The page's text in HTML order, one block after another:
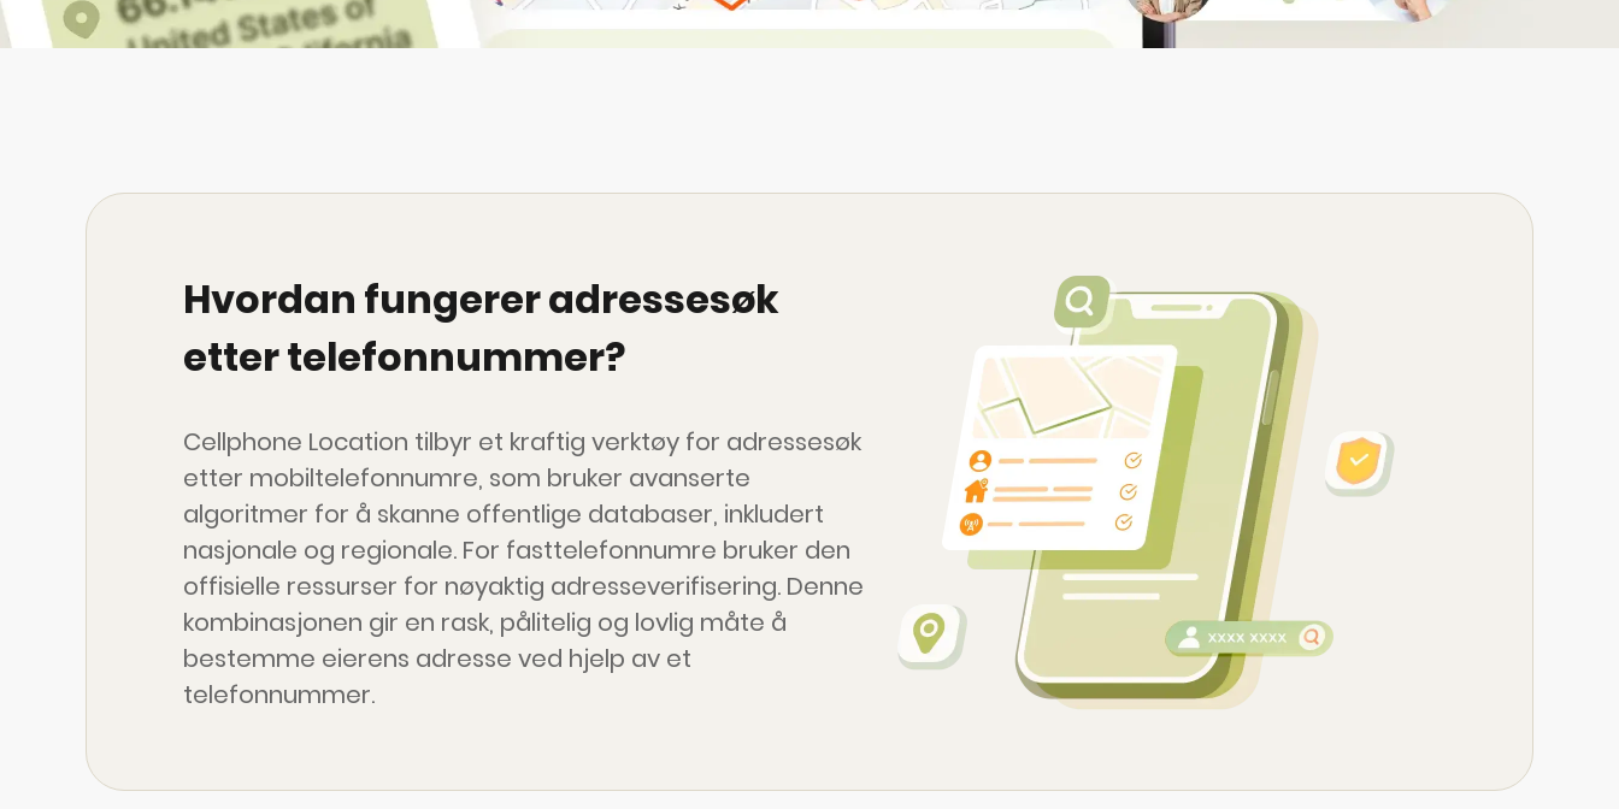
Hvordan fungerer adressesøk
etter telefonnummer?
Cellphone Location tilbyr et kraftig verktøy for adressesøk
etter mobiltelefonnumre, som bruker avanserte
algoritmer for å skanne offentlige databaser, inkludert
nasjonale og regionale. For fasttelefonnumre bruker den
offisielle ressurser for nøyaktig adresseverifisering. Denne
kombinasjonen gir en rask, pålitelig og lovlig måte å
bestemme eierens adresse ved hjelp av et
telefonnummer.